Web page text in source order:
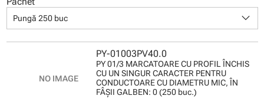
Pungă 250 buc keyboard_arrow_down
PY-01003PV40.0
PY 01/3 MARCATOARE CU PROFIL ÎNCHIS
CU UN SINGUR CARACTER PENTRU
CONDUCTOARE CU DIAMETRU MIC, ÎN
FÂŞII GALBEN: 0 (250 buc.)